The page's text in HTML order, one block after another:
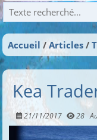
Recherche
Accueil Articles
Kea
21/11/2017 28